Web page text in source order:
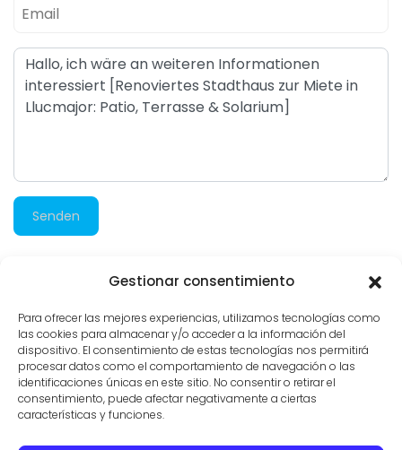
Gestionar consentimiento
Para ofrecer las mejores experiencias, utilizamos tecnologías como
las cookies para almacenar y/o acceder a la información del
dispositivo. El consentimiento de estas tecnologías nos permitirá
procesar datos como el comportamiento de navegación o las
identificaciones únicas en este sitio. No consentir o retirar el
consentimiento, puede afectar negativamente a ciertas
características y funciones.
Senden
150 besuche